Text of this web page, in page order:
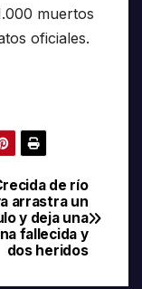
muertos
oficiales.
de río
arrastra un
y deja una
fallecida y
dos heridos